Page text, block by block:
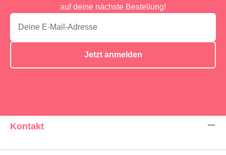
auf deine nächste Bestellung!
Jetzt anmelden
Kontakt